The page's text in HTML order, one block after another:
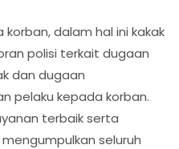
dalam hal ini kakak
polisi terkait dugaan
dan dugaan
pelaku kepada korban.
terbaik serta
seluruh